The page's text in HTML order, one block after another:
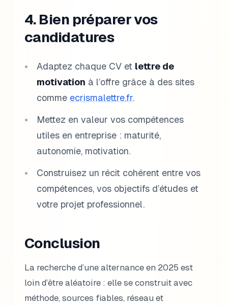
4. Bien préparer vos
candidatures
Adaptez chaque CV et lettre de
motivation à l’offre grâce à des sites
comme ecrismalettre.fr.
Mettez en valeur vos compétences
utiles en entreprise : maturité,
autonomie, motivation.
Construisez un récit cohérent entre vos
compétences, vos objectifs d’études et
votre projet professionnel.
Conclusion
La recherche d’une alternance en 2025 est
loin d’être aléatoire : elle se construit avec
méthode, sources fiables, réseau et